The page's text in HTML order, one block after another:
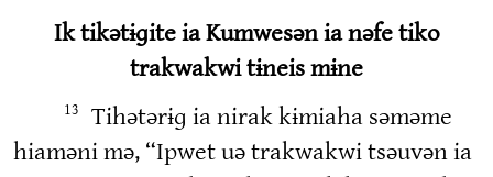
Ik tikətɨɡite ia Kumwesən ia nəfe tiko
trakwakwi tɨneis mɨne
13
Tihətərɨɡ ia nirak kɨmiaha səməme
hiaməni mə, “Ipwet uə trakwakwi tsəuvən ia